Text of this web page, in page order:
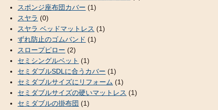
スポンジ座布団カバー (1)
スヤラ (0)
スヤラ ベッドマットレス (1)
ずれ防止のゴムバンド (1)
スロープピロー (2)
セミシングルベット (1)
セミダブルSDLに合うカバー (1)
セミダブルサイズにリフォーム (1)
セミダブルサイズの硬いマットレス (1)
セミダブルの掛布団 (1)